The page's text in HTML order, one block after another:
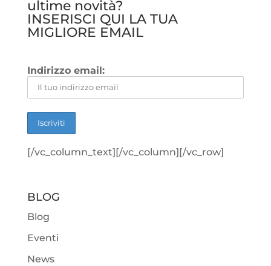
ultime novità?
INSERISCI QUI LA TUA
MIGLIORE EMAIL
Indirizzo email:
[/vc_column_text][/vc_column][/vc_row]
BLOG
Blog
Eventi
News